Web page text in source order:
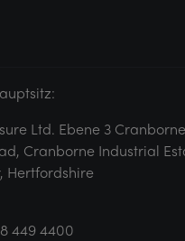
Ltd. Ebene 3
Cranborne Industrial
Hertfordshire
449 4400